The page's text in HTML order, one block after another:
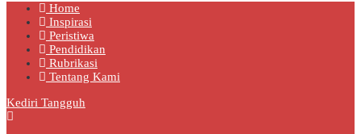
Home
Inspirasi
Peristiwa
Pendidikan
Rubrikasi
Tentang Kami
Kediri Tangguh